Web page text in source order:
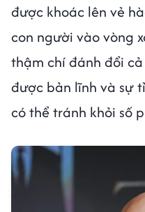
được khoác lên vẻ
con người vào vòng
thậm chí đánh đổi
được bản lĩnh và sự
có thể tránh khỏi số